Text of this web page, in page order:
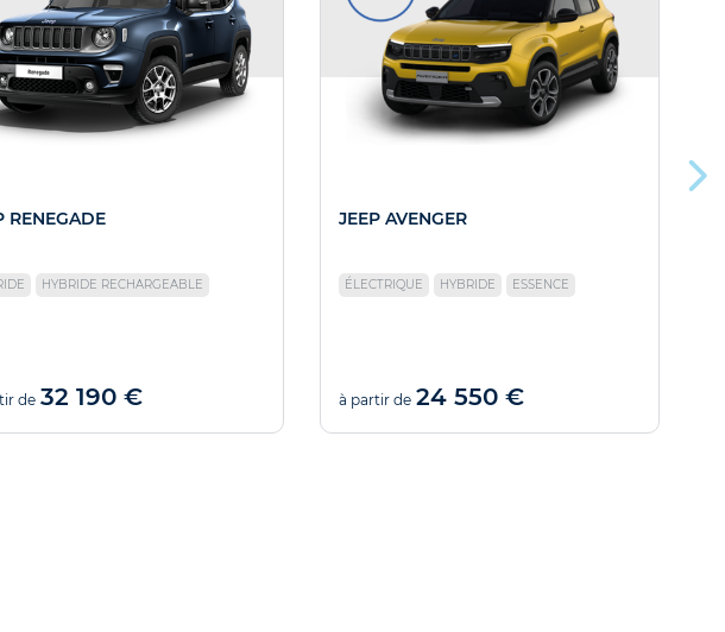
RENEGADE
HYBRIDE RECHARGEABLE
de 32 190 €
JEEP AVENGER
ÉLECTRIQUE HYBRIDE ESSENCE
à partir de 24 550 €